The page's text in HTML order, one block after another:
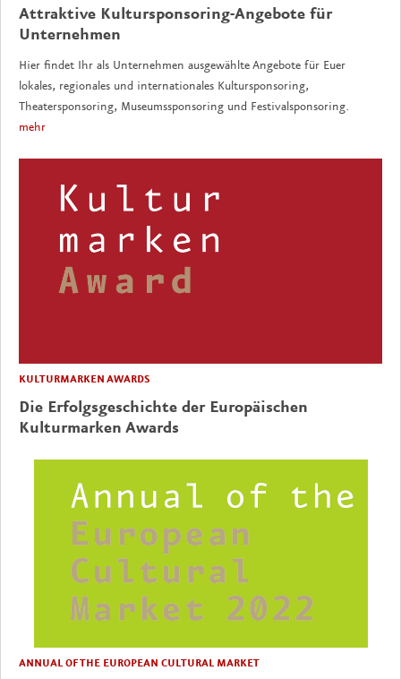
Attraktive Kultursponsoring-Angebote für
Unternehmen
Hier findet Ihr als Unternehmen ausgewählte Angebote für Euer
lokales, regionales und internationales Kultursponsoring,
Theatersponsoring, Museumssponsoring und Festivalsponsoring.
mehr
KULTURMARKEN AWARDS
Die Erfolgsgeschichte der Europäischen
Kulturmarken Awards
ANNUAL OF THE EUROPEAN CULTURAL MARKET